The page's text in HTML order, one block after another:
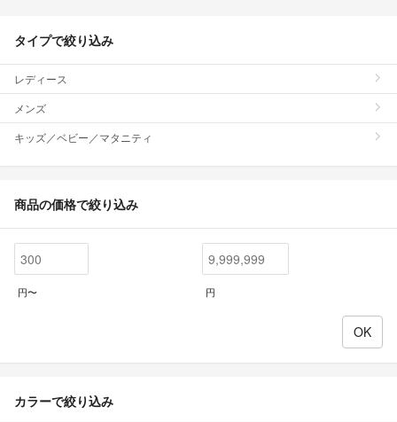
タイプで絞り込み
レディース
メンズ
キッズ／ベビー／マタニティ
商品の価格で絞り込み
円〜 円
カラーで絞り込み